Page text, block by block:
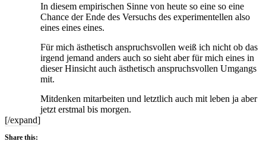
In diesem empirischen Sinne von heute so eine so eine
Chance der Ende des Versuchs des experimentellen also
eines eines eines.
Für mich ästhetisch anspruchsvollen weiß ich nicht ob das
irgend jemand anders auch so sieht aber für mich eines in
dieser Hinsicht auch ästhetisch anspruchsvollen Umgangs
mit.
Mitdenken mitarbeiten und letztlich auch mit leben ja aber
jetzt erstmal bis morgen.
[/expand]
Share this: